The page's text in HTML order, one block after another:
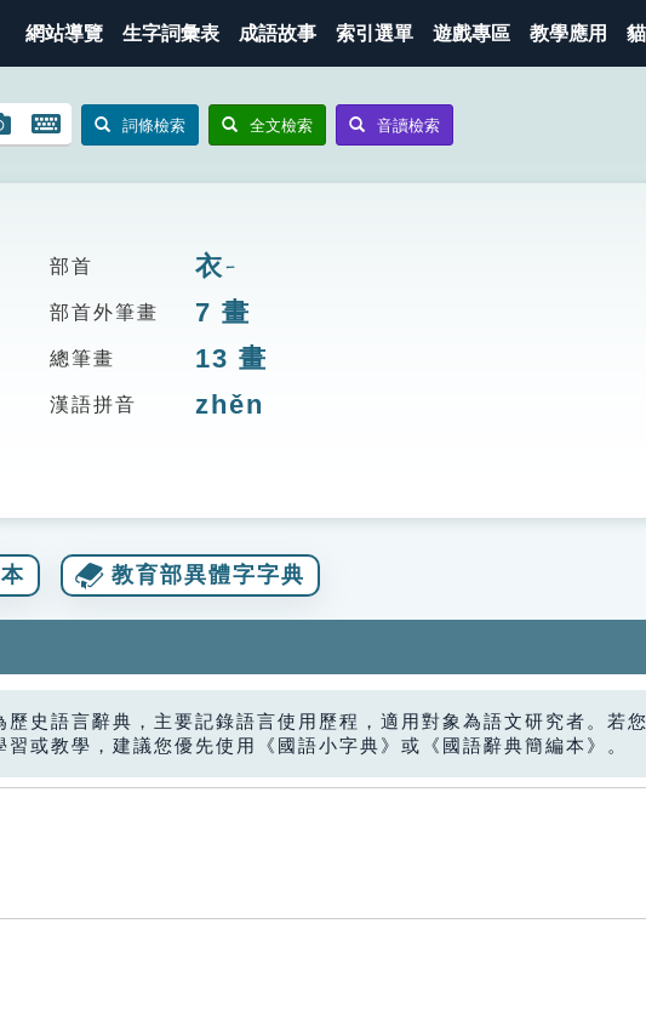
網站導覽 生字詞彙表 成語故事 索引選單 遊戲專區 教學應用
開
鍵
示
詞條檢索 全文檢索 音讀檢索
部首 衣 ㄧ
部首外筆畫 7 畫
總筆畫 13 畫
漢語拼音 zhěn
教育部異體字字典
歷史語言辭典，主要記錄語言使用歷程，適用對象為語文研究者。若
或教學，建議您優先使用《國語小字典》或《國語辭典簡編本》。